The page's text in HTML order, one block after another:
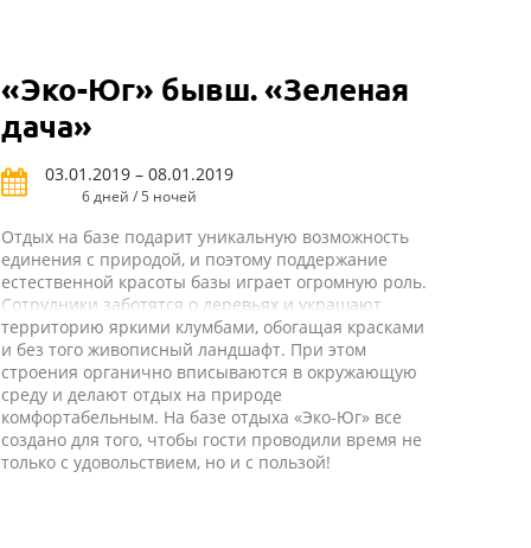
«Эко-Юг» бывш. «Зеленая
дача»
03.01.2019 – 08.01.2019
6 дней / 5 ночей
Отдых на базе подарит уникальную возможность
единения с природой, и поэтому поддержание
естественной красоты базы играет огромную роль.
Сотрудники заботятся о деревьях и украшают
территорию яркими клумбами, обогащая красками
и без того живописный ландшафт. При этом
строения органично вписываются в окружающую
среду и делают отдых на природе
комфортабельным. На базе отдыха «Эко-Юг» все
создано для того, чтобы гости проводили время не
только с удовольствием, но и с пользой!